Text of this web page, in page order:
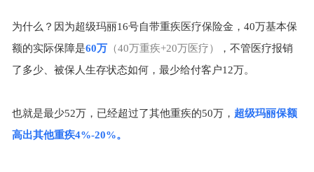
为什么？因为超级玛丽16号自带重疾医疗保险金， 40万基本保
额的实际保障是60万（40万重疾+20万医疗）
，不管医疗报销
了多少、被保人生存状态如何，最少给付客户12万。
也就是最少52万，已经超过了其他重疾的50万， 超级玛丽保额
高出其他重疾4%-20%。